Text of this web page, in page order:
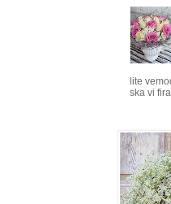
lite
ska vi